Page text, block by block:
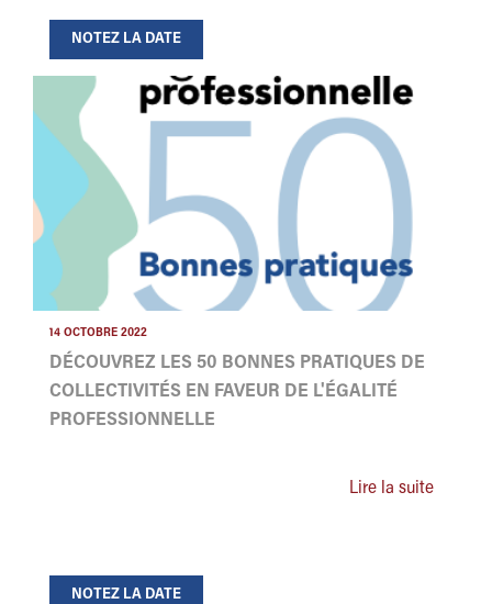
NOTEZ LA DATE
14 OCTOBRE 2022
DÉCOUVREZ LES 50 BONNES PRATIQUES DE
COLLECTIVITÉS EN FAVEUR DE L'ÉGALITÉ
PROFESSIONNELLE
Lire la suite
NOTEZ LA DATE